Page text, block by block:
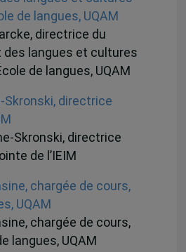
directrice du
des langues et cultures
de langues, UQAM
Skronski, directrice
de l’IEIM
chargée de cours,
langues, UQAM